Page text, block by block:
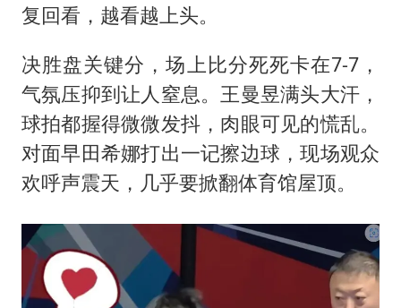
杭州全市有序停课
“不怕六爷挂得多 就怕六爷挂一颗”
全民健身事业高质量发展
《欢迎来龙餐馆》口碑
商场现钱学森巨幅海报 负责人回应
乐享全民健身 共筑健康中国
复回看，越看越上头。
决胜盘关键分，场上比分死死卡在7-7，
气氛压抑到让人窒息。 王曼昱满头大汗，
球拍都握得微微发抖，肉眼可见的慌乱。
对面早田希娜打出一记擦边球，现场观众
欢呼声震天，几乎要掀翻体育馆屋顶。